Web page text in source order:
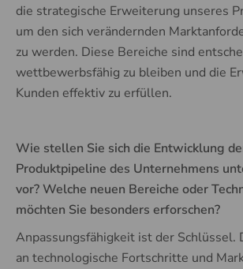
die strategische Erweiterung unseres
um den sich verändernden
zu werden. Diese Bereiche sind
wettbewerbsfähig zu bleiben und die
Kunden effektiv zu erfüllen.
Wie stellen Sie sich die Entwicklung
Produktpipeline des Unternehmens
vor? Welche neuen Bereiche oder
möchten Sie besonders erforschen?
Anpassungsfähigkeit ist der Schlüssel.
an technologische Fortschritte und